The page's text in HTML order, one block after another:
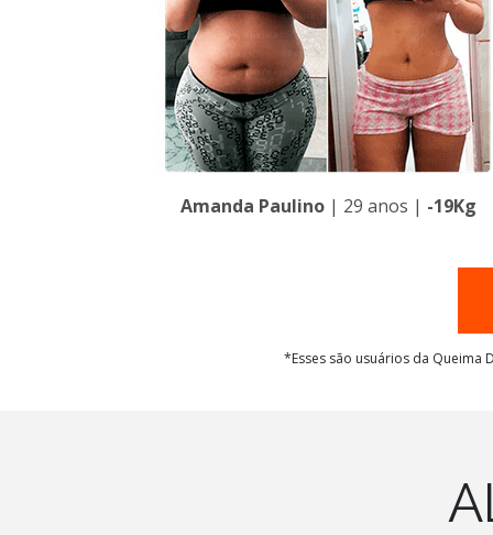
*Esses são usuários da Queima
Amanda Paulino| 29 anos | -19Kg